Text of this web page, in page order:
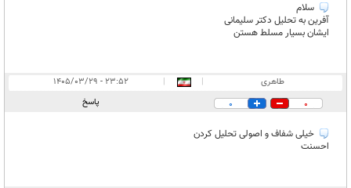
سلام
آفرین به تحلیل دکتر سلیمانی
ایشان بسیار مسلط هستن
طاهری |
|
۲۳:۵۲ - ۱۴۰۵/۰۳/۲۹
0
0 پاسخ
خیلی شفاف و اصولی تحلیل کردن
احسنت